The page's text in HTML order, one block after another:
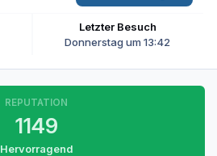
Letzter Besuch
Donnerstag um 13:42
REPUTATION
1149
Hervorragend